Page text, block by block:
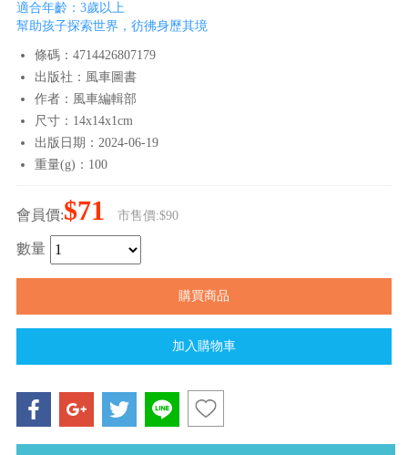
適合年齡：3歲以上
幫助孩子探索世界，彷彿身歷其境
條碼：4714426807179
出版社：風車圖書
作者：風車編輯部
尺寸：14x14x1cm
出版日期：2024-06-19
重量(g)：100
會員價:$71 市售價:$90
數量